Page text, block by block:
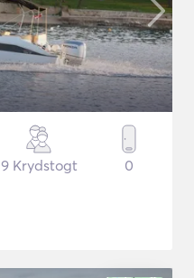
9 Krydstogt 0